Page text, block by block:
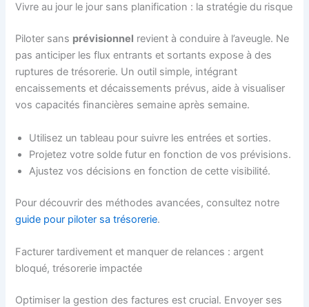
Vivre au jour le jour sans planification : la stratégie du risque
Piloter sans prévisionnel revient à conduire à l’aveugle. Ne
pas anticiper les flux entrants et sortants expose à des
ruptures de trésorerie. Un outil simple, intégrant
encaissements et décaissements prévus, aide à visualiser
vos capacités financières semaine après semaine.
Utilisez un tableau pour suivre les entrées et sorties.
Projetez votre solde futur en fonction de vos prévisions.
Ajustez vos décisions en fonction de cette visibilité.
Pour découvrir des méthodes avancées, consultez notre
guide pour piloter sa trésorerie.
Facturer tardivement et manquer de relances : argent
bloqué, trésorerie impactée
Optimiser la gestion des factures est crucial. Envoyer ses